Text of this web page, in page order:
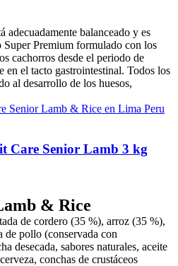
balanceado y es
Premium formulado con los
cachorros desde el periodo de
en el tacto gastrointestinal. Todos los
al desarrollo de los huesos,
Care Senior Lamb 3 kg
& Rice
de cordero (35 %), arroz (35 %),
de pollo (conservada con
desecada, sabores naturales, aceite
conchas de crustáceos